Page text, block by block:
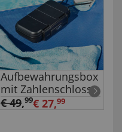
Aufbewahrungsbox
mit Zahlenschloss
€ 49,99€ 27,99